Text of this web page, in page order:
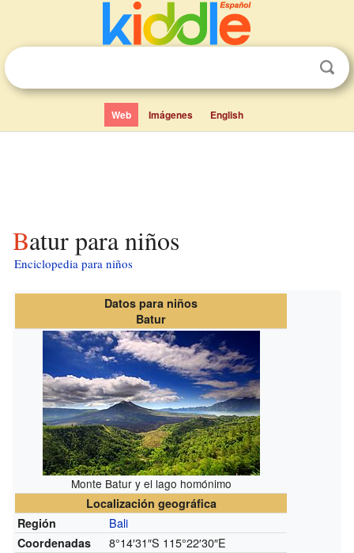
Web Imágenes English
Batur para niños
Enciclopedia para niños
Datos para niños
Batur
Monte Batur y el lago homónimo
Localización geográfica
Región
Bali
Coordenadas 8°14′31″S 115°22′30″E